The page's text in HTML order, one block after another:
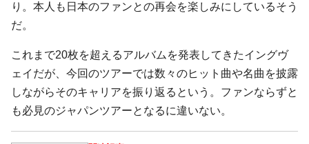
り。本人も日本のファンとの再会を楽しみにしているそう
だ。
これまで20枚を超えるアルバムを発表してきたイングヴ
ェイだが、今回のツアーでは数々のヒット曲や名曲を披露
しながらそのキャリアを振り返るという。ファンならずと
も必見のジャパンツアーとなるに違いない。